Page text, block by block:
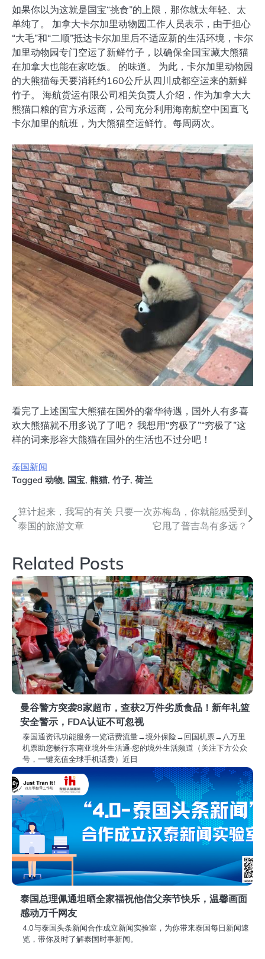
如果你以为这就是国宝“挑食”的上限，那你就太年轻、太
单纯了。 加拿大卡尔加里动物园工作人员表示，由于担心
“大毛”和“二顺”抵达卡尔加里后不适应新的生活环境，卡尔
加里动物园专门空运了新鲜竹子，以确保全国宝藏大熊猫
在加拿大也能在家吃饭。 的味道。 为此，卡尔加里动物园
的大熊猫每天要消耗约160公斤从四川成都空运来的新鲜
竹子。 海航货运有限公司相关负责人介绍，作为加拿大大
熊猫口粮的官方承运商，公司充分利用海南航空中国直飞
卡尔加里的航班，为大熊猫空运鲜竹。每周两次。
看完了上述国宝大熊猫在国外的奢华待遇，国外人有多喜
欢大熊猫就不用多说了了吧？ 我想用“穷极了”“穷极了”这
样的词来形容大熊猫在国外的生活也不过分吧！
泰国新闻
Tagged 动物, 国宝, 熊猫, 竹子, 荷兰
文
章
导
航
算计起来，我写的有关
泰国的旅游文章
只要一次苏梅岛，你就能感受到
它甩了普吉岛有多远？
Related Posts
曼谷警方突袭8家超市，查获2万件劣质食品！新年礼篮
安全警示，FDA认证不可忽视
泰国通资讯功能服务一览话费流量→境外保险→回国机票→八万里
机票助您畅行东南亚境外生活通·您的境外生活频道（关注下方公众
号，一键充值全球手机话费）近日
泰国总理佩通坦晒全家福祝他信父亲节快乐，温馨画面
感动万千网友
4.0与泰国头条新闻合作成立新闻实验室，为你带来泰国每日新闻速
览，带你及时了解泰国时事新闻。